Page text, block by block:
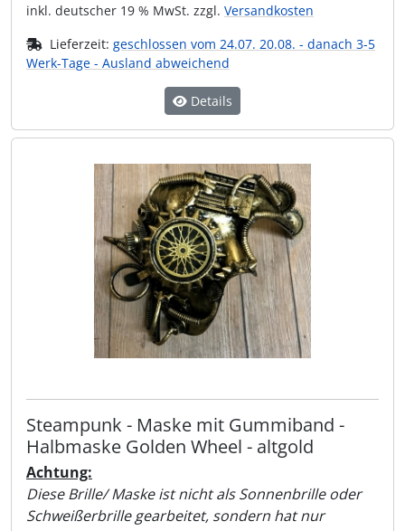
inkl. deutscher 19 % MwSt. zzgl. Versandkosten
Lieferzeit: geschlossen vom 24.07. 20.08. - danach 3-5
Werk-Tage - Ausland abweichend
Details
Steampunk - Maske mit Gummiband -
Halbmaske Golden Wheel - altgold
Achtung:
Diese Brille/ Maske ist nicht als Sonnenbrille oder
Schweißerbrille gearbeitet, sondern hat nur